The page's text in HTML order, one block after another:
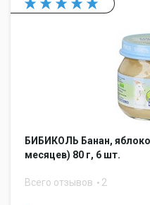
БИБИКОЛЬ Банан,
месяцев) 80 г, 6 шт.
Всего отзывов 2